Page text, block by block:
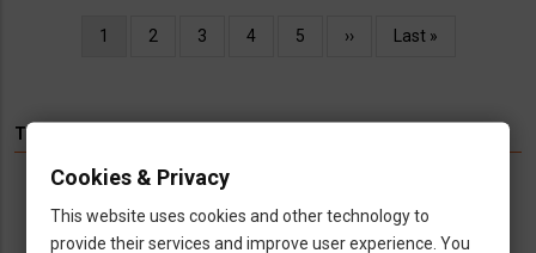
Oldalszámozás
Jelenlegi
1 Oldal
2 Oldal
3 Oldal
4 Oldal
5
Következő
››
Utolsó
Last »
TÉMÁK
Cookies & Privacy
This website uses cookies and other technology to
provide their services and improve user experience. You